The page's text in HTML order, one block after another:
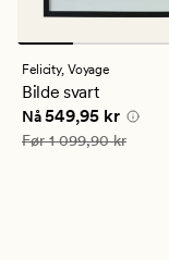
Felicity, Voyage
Bilde svart
Nåværende pris
Nå549,95 kr
Vanlig pris 1 099,90 kr
Før1 099,90 kr